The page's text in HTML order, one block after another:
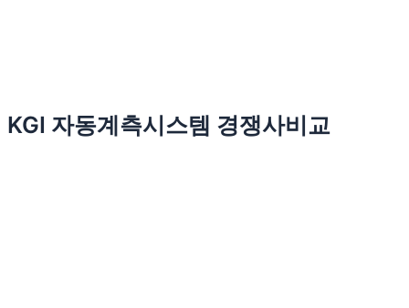
KGI 자동계측시스템 경쟁사비교